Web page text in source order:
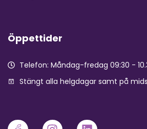
Öppettider
Telefon: Måndag-fredag 09:30 -
Stängt alla helgdagar samt på